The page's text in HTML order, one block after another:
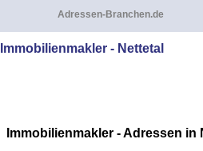
Adressen-Branchen.de
Immobilienmakler - Nettetal
Immobilienmakler - Adressen